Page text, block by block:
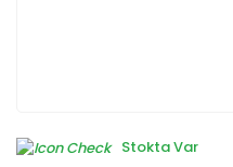
Stokta Var